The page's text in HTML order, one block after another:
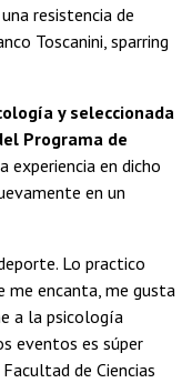
resistencia de
Toscanini, sparring
y seleccionada
Programa de
experiencia en dicho
en un
Lo practico
me encanta, me gusta
a la psicología
eventos es súper
de Ciencias